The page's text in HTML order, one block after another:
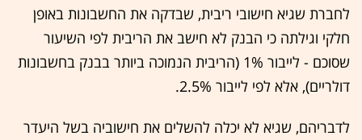
לחברת שגיא חישובי ריבית, שבדקה את החשבונות באופן
חלקי וגילתה כי הבנק לא חישב את הריבית לפי השיעור
שסוכם - לייבור 1% (הריבית הנמוכה ביותר בבנק בחשבונות
דולריים), אלא לפי לייבור 2.5%.
לדבריהם, שגיא לא יכלה להשלים את חישוביה בשל היעדר